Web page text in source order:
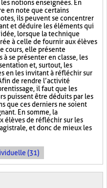
notions enseignées. En
en note que certains
ils peuvent se concentrer
et déduire les éléments qui
lorsque la technique
à celle de fournir aux élèves
cours, elle présente
à se présenter en classe, les
et, surtout, les
en les invitant à réfléchir sur
de rendre l’activité
il faut que les
puissent être déduits par les
que ces derniers ne soient
En somme, la
élèves de réfléchir sur les
et donc de mieux les
(31)